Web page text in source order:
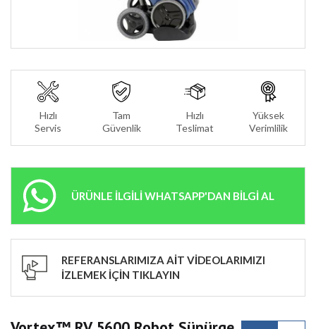
Hızlı
Servis
Tam
Güvenlik
Hızlı
Teslimat
Yüksek
Verimlilik
ÜRÜNLE İLGİLİ WHATSAPP'DAN BİLGİ AL
REFERANSLARIMIZA AİT VİDEOLARIMIZI
İZLEMEK İÇİN TIKLAYIN